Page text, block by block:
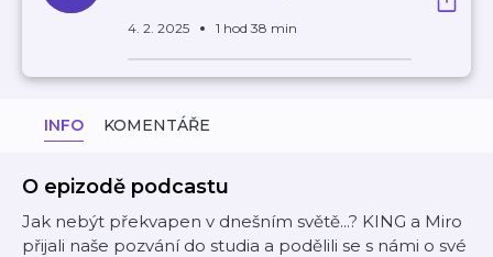
4. 2. 2025 1 hod 38 min
INFO KOMENTÁŘE
O epizodě podcastu
Jak nebýt překvapen v dnešním světě...? KING a Miro
přijali naše pozvání do studia a podělili se s námi o své